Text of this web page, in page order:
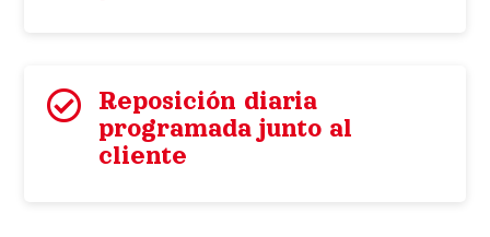

Reposición diaria
programada junto al
cliente